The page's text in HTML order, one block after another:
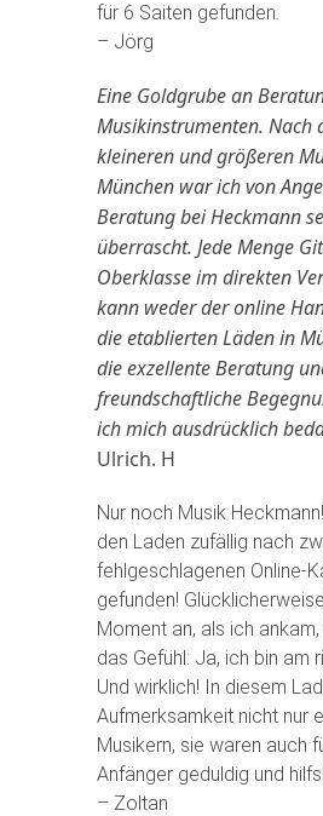
für 6 Saiten gefunden.
– Jörg
Eine Goldgrube an
Musikinstrumenten. Nach
kleineren und größeren
München war ich von
Beratung bei Heckmann
überrascht. Jede Menge
Oberklasse im direkten
kann weder der online
die etablierten Läden in
die exzellente Beratung
freundschaftliche
ich mich ausdrücklich
Ulrich. H
Nur noch Musik
den Laden zufällig nach
fehlgeschlagenen Online-
gefunden!
Moment an, als ich
das Gefühl: Ja, ich bin am
Und wirklich! In diesem
Aufmerksamkeit nicht nur
Musikern, sie waren auch
Anfänger geduldig und
– Zoltan